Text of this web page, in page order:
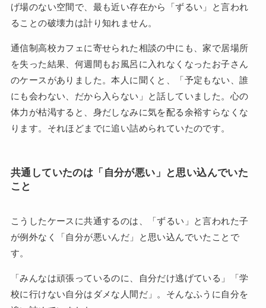
げ場のない空間で、最も近い存在から「ずるい」と言われ
ることの破壊力は計り知れません。
通信制高校カフェに寄せられた相談の中にも、家で居場所
を失った結果、何週間もお風呂に入れなくなったお子さん
のケースがありました。本人に聞くと、「予定もない、誰
にも会わない、だから入らない」と話していました。心の
体力が枯渇すると、身だしなみに気を配る余裕すらなくな
ります。それほどまでに追い詰められていたのです。
共通していたのは「自分が悪い」と思い込んでいた
こと
こうしたケースに共通するのは、「ずるい」と言われた子
が例外なく「自分が悪いんだ」と思い込んでいたことで
す。
「みんなは頑張っているのに、自分だけ逃げている」「学
校に行けない自分はダメな人間だ」。そんなふうに自分を